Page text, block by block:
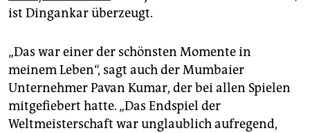
ist Dingankar überzeugt.
„Das war einer der schönsten Momente in
meinem Leben“, sagt auch der Mumbaier
Unternehmer Pavan Kumar, der bei allen Spielen
mitgefiebert hatte. „Das Endspiel der
Weltmeisterschaft war unglaublich aufregend,